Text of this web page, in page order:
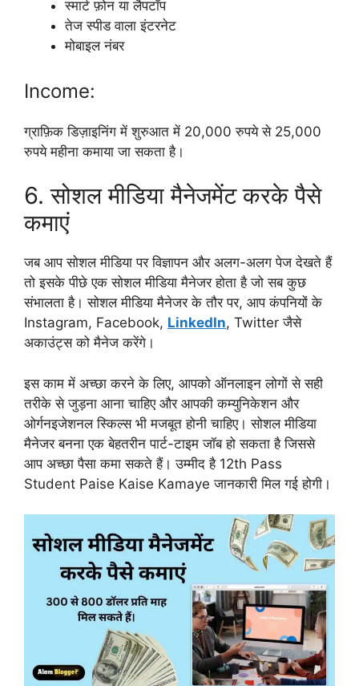
स्मार्ट फ़ोन या लैपटॉप
तेज स्पीड वाला इंटरनेट
मोबाइल नंबर
Income:
ग्राफ़िक डिज़ाइनिंग में शुरुआत में 20,000 रुपये से 25,000
रुपये महीना कमाया जा सकता है।
6. सोशल मीडिया मैनेजमेंट करके पैसे
कमाएं
जब आप सोशल मीडिया पर विज्ञापन और अलग-अलग पेज देखते हैं
तो इसके पीछे एक सोशल मीडिया मैनेजर होता है जो सब कुछ
संभालता है। सोशल मीडिया मैनेजर के तौर पर, आप कंपनियों के
Instagram, Facebook, LinkedIn, Twitter जैसे
अकाउंट्स को मैनेज करेंगे।
इस काम में अच्छा करने के लिए, आपको ऑनलाइन लोगों से सही
तरीके से जुड़ना आना चाहिए और आपकी कम्युनिकेशन और
ओर्गनइजेशनल स्किल्स भी मजबूत होनी चाहिए। सोशल मीडिया
मैनेजर बनना एक बेहतरीन पार्ट-टाइम जॉब हो सकता है जिससे
आप अच्छा पैसा कमा सकते हैं। उम्मीद है 12th Pass
Student Paise Kaise Kamaye जानकारी मिल गई होगी।